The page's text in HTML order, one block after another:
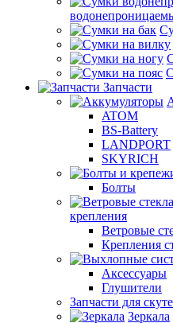
Запчасти
ATOM
BS-Battery
LANDPORT
SKYRICH
Болты
крепления
Ветровые
Крепления
Аксессуары
Глушители
Запчасти для
Зеркала